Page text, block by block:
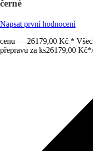
černé
Napsat první hodnocení
cenu — 26179,00 Kč *
přepravu za ks26179,00 Kč*/